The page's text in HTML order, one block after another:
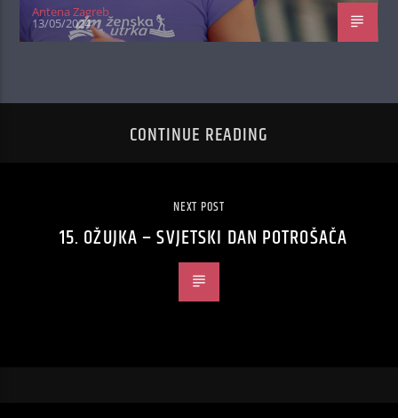
Antena Zagreb
13/05/2024
CONTINUE READING
NEXT POST
15. OŽUJKA – SVJETSKI DAN POTROŠAČA